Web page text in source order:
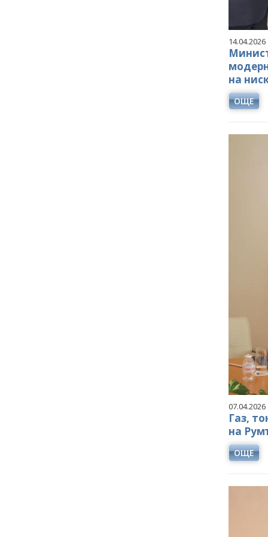
14.04.2026
на
ОЩЕ
07.04.2026
Газ,
на
ОЩЕ